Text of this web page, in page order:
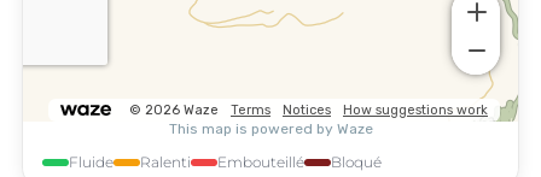
Fluide Ralenti Embouteillé Bloqué